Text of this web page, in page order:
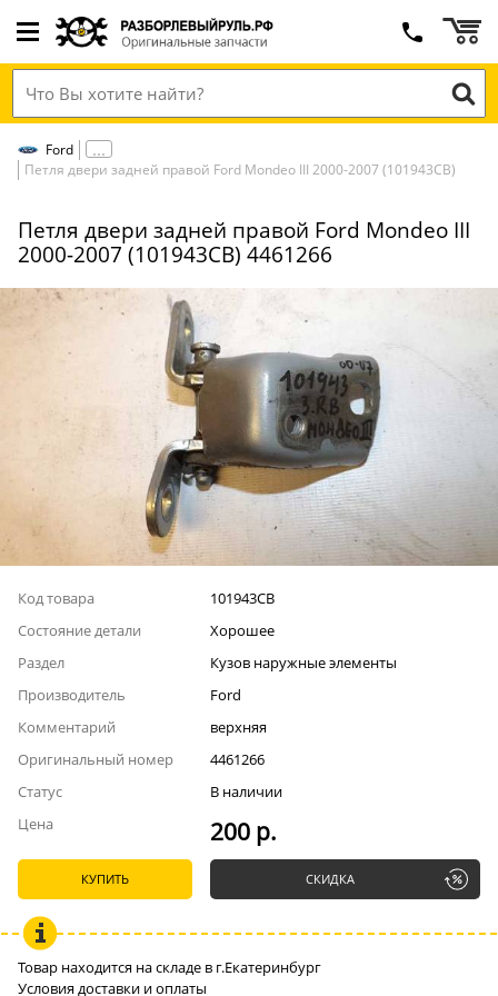
Ford
Петля двери задней правой Ford Mondeo III 2000-2007 (101943СВ)
Петля двери задней правой Ford Mondeo III
2000-2007 (101943СВ) 4461266
Код товара
101943СВ
Состояние детали
Хорошее
Раздел
Кузов наружные элементы
Производитель
Ford
Комментарий
верхняя
Оригинальный номер
4461266
Статус
В наличии
Цена
200 р.
КУПИТЬ СКИДКА
Товар находится на складе в г.Екатеринбург
Условия доставки и оплаты